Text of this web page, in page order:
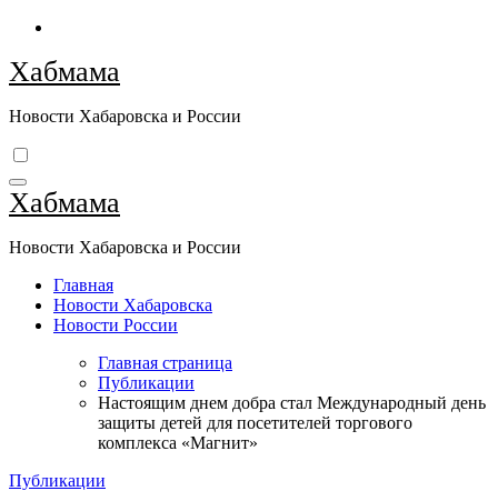
Перейти
содержимому
Хабмама
Новости Хабаровска и России
Хабмама
Новости Хабаровска и России
Главная
Новости Хабаровска
Новости России
Главная страница
Публикации
Настоящим днем добра стал Международный день
защиты детей для посетителей торгового
комплекса «Магнит»
Публикации